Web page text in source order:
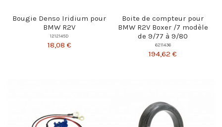
Bougie Denso Iridium pour
BMW R2V
1212145D
18,08 €
Boite de compteur pour
BMW R2V Boxer /7 modèle
de 9/77 à 9/80
6211436
194,62 €